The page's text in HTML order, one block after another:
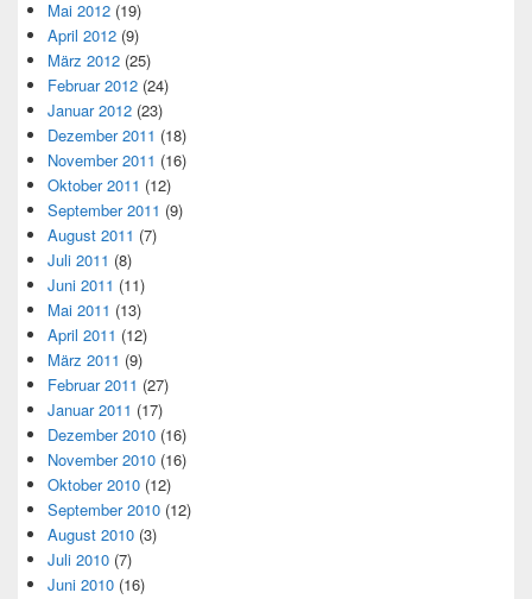
Mai 2012 (19)
April 2012 (9)
März 2012 (25)
Februar 2012 (24)
Januar 2012 (23)
Dezember 2011 (18)
November 2011 (16)
Oktober 2011 (12)
September 2011 (9)
August 2011 (7)
Juli 2011 (8)
Juni 2011 (11)
Mai 2011 (13)
April 2011 (12)
März 2011 (9)
Februar 2011 (27)
Januar 2011 (17)
Dezember 2010 (16)
November 2010 (16)
Oktober 2010 (12)
September 2010 (12)
August 2010 (3)
Juli 2010 (7)
Juni 2010 (16)